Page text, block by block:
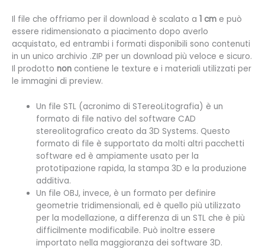
Il file che offriamo per il download è scalato a 1 cm e può
essere ridimensionato a piacimento dopo averlo
acquistato, ed entrambi i formati disponibili sono contenuti
in un unico archivio .ZIP per un download più veloce e sicuro.
Il prodotto non contiene le texture e i materiali utilizzati per
le immagini di preview.
Un file STL (acronimo di STereoLitografia) è un
formato di file nativo del software CAD
stereolitografico creato da 3D Systems. Questo
formato di file è supportato da molti altri pacchetti
software ed è ampiamente usato per la
prototipazione rapida, la stampa 3D e la produzione
additiva.
Un file OBJ, invece, è un formato per definire
geometrie tridimensionali, ed è quello più utilizzato
per la modellazione, a differenza di un STL che è più
difficilmente modificabile. Può inoltre essere
importato nella maggioranza dei software 3D.